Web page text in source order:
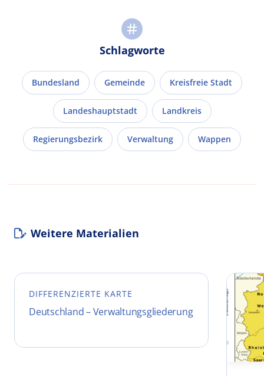
Schlagworte
Bundesland Gemeinde Kreisfreie Stadt
Landeshauptstadt Landkreis
Regierungsbezirk Verwaltung Wappen
Weitere Materialien
DIFFERENZIERTE KARTE
Deutschland – Verwaltungsgliederung